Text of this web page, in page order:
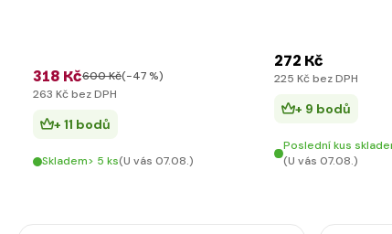
318 Kč600 Kč(-47 %)
263 Kč bez DPH
+ 11 bodů
Skladem> 5 ks(U vás 07.08.)
272 Kč
225 Kč bez DPH
+ 9 bodů
Poslední kus
(U vás 07.08.)